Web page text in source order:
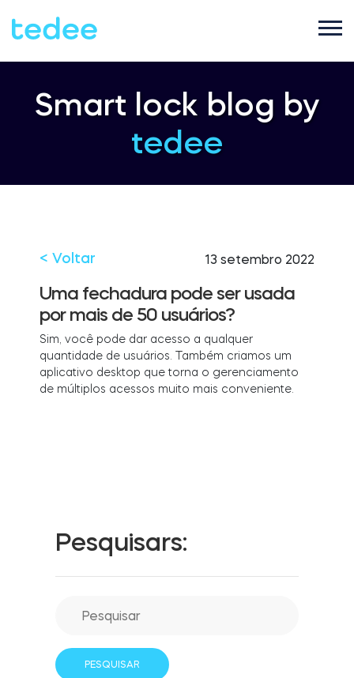
COMO FUNCIONA?
Empresa
Tedee GO2
Tedee PRO
Adaptadores
LOCALIZADOR DE LOJAS
LOGIN
Smart lock blog by
tedee
< Voltar 13 setembro 2022
Uma fechadura pode ser usada
por mais de 50 usuários?
Sim, você pode dar acesso a qualquer
quantidade de usuários. Também criamos um
aplicativo desktop que torna o gerenciamento
de múltiplos acessos muito mais conveniente.
Pesquisars: